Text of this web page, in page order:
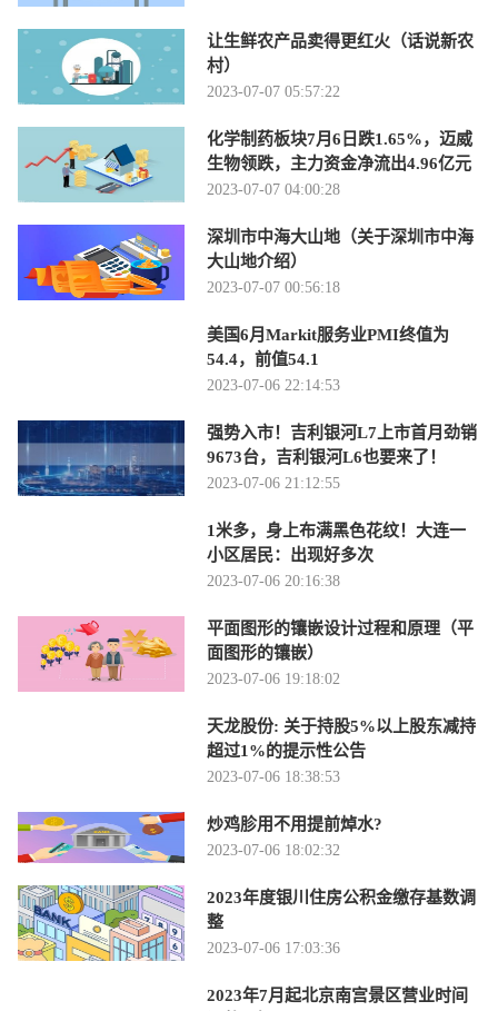
让生鲜农产品卖得更红火（话说新农
村）
2023-07-07 05:57:22
化学制药板块7月6日跌1.65%，迈威
生物领跌，主力资金净流出4.96亿元
2023-07-07 04:00:28
深圳市中海大山地（关于深圳市中海
大山地介绍）
2023-07-07 00:56:18
美国6月Markit服务业PMI终值为
54.4，前值54.1
2023-07-06 22:14:53
强势入市！吉利银河L7上市首月劲销
9673台，吉利银河L6也要来了！
2023-07-06 21:12:55
1米多，身上布满黑色花纹！大连一
小区居民：出现好多次
2023-07-06 20:16:38
平面图形的镶嵌设计过程和原理（平
面图形的镶嵌）
2023-07-06 19:18:02
天龙股份: 关于持股5%以上股东减持
超过1%的提示性公告
2023-07-06 18:38:53
炒鸡胗用不用提前焯水?
2023-07-06 18:02:32
2023年度银川住房公积金缴存基数调
整
2023-07-06 17:03:36
2023年7月起北京南宫景区营业时间